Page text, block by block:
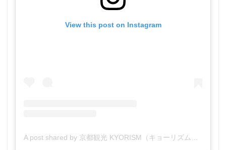
View this post on Instagram